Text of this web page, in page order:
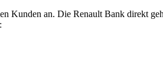
Kunden an. Die Renault Bank direkt